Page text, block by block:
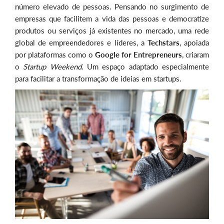
número elevado de pessoas. Pensando no surgimento de
empresas que facilitem a vida das pessoas e democratize
produtos ou serviços já existentes no mercado, uma rede
global de empreendedores e líderes, a Techstars, apoiada
por plataformas como o Google for Entrepreneurs, criaram
o Startup Weekend. Um espaço adaptado especialmente
para facilitar a transformação de ideias em startups.